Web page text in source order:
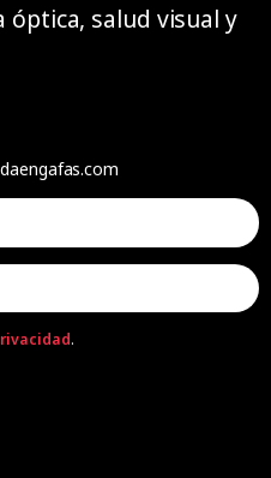
óptica, salud visual y
.